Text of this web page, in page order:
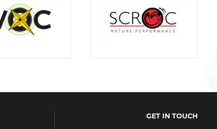
GET IN TOUCH